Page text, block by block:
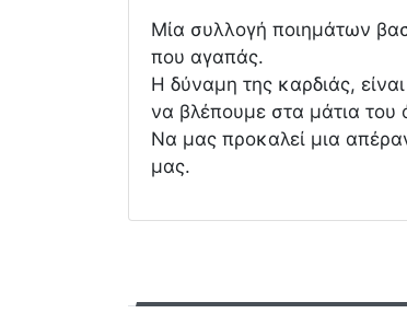
Μία συλλογή ποιημάτων
που αγαπάς.
Η δύναμη της καρδιάς,
να βλέπουμε στα μάτια
Nα μας προκαλεί μια
μας.